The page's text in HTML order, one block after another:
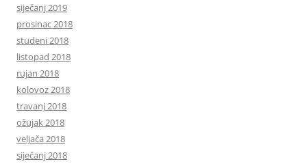
siječanj 2019
prosinac 2018
studeni 2018
listopad 2018
rujan 2018
kolovoz 2018
travanj 2018
ožujak 2018
veljača 2018
siječanj 2018